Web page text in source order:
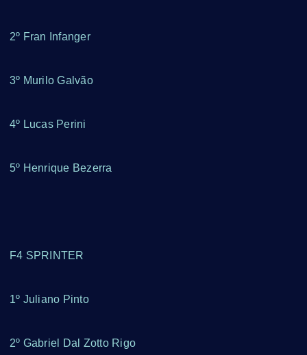
2º Fran Infanger
3º Murilo Galvão
4º Lucas Perini
5º Henrique Bezerra
F4 SPRINTER
1º Juliano Pinto
2º Gabriel Dal Zotto Rigo